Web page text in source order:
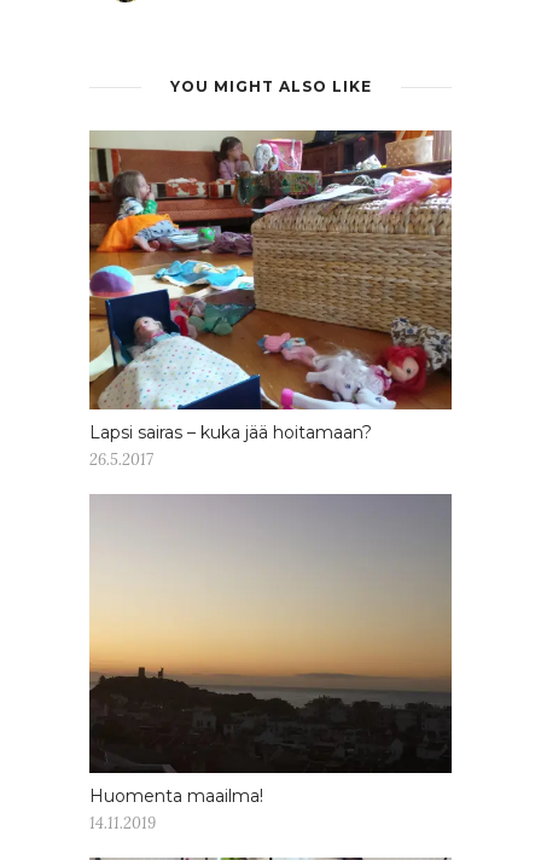
YOU MIGHT ALSO LIKE
Lapsi sairas – kuka jää hoitamaan?
26.5.2017
Huomenta maailma!
14.11.2019